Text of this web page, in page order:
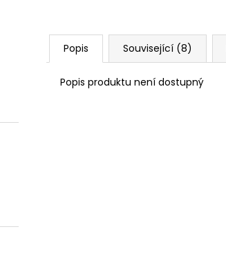
Popis Související (8)
Popis produktu není dostupný